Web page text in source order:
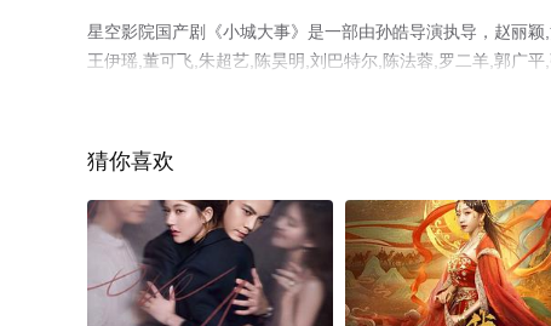
星空影院国产剧《小城大事》是一部由孙皓导演执导，赵丽
王伊瑶,董可飞,朱超艺,陈昊明,刘巴特尔,陈法蓉,罗二羊,郭广
40全集），手机免费观看高清未删减完整版电视剧全集就上
猜你喜欢